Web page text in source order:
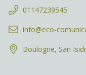
01147239545
info@eco-
Boulogne, San